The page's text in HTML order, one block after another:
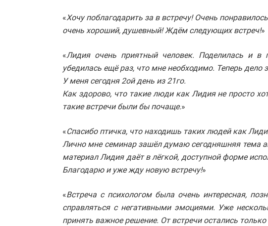
«Хочу поблагодарить за в встречу! Очень
очень хороший, душевный! Ждём следующих встреч!»
«Лидия очень приятный человек. Поделилась и
убедилась ещё раз, что мне необходимо. Теперь дело
У меня сегодня 2ой день из 21го.
Как здорово, что такие люди как Лидия не просто
такие встречи были бы почаще.»
«Спасибо птичка, что находишь таких людей как
Лично мне семинар зашёл думаю сегодняшняя тема
материал Лидия даёт в лёгкой, доступной форме
Благодарю и уже жду новую встречу!»
«Встреча с психологом была очень интересная,
справляться с негативными эмоциями. Уже
принять важное решение. От встречи остались